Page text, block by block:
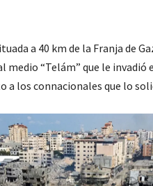
a 40 km de la Franja de
medio “Telám” que le invadió
a los connacionales que lo